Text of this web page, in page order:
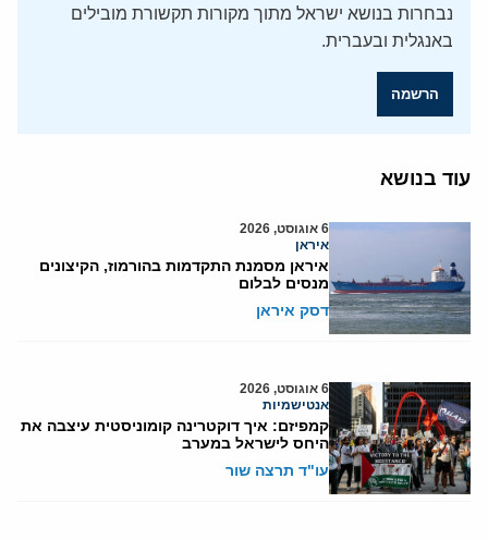
נבחרות בנושא ישראל מתוך מקורות תקשורת מובילים
באנגלית ובעברית.
הרשמה
עוד בנושא
6 אוגוסט, 2026
איראן
איראן מסמנת התקדמות בהורמוז, הקיצונים
מנסים לבלום
דסק איראן
6 אוגוסט, 2026
אנטישמיות
קמפיזם: איך דוקטרינה קומוניסטית עיצבה את
היחס לישראל במערב
עו"ד תרצה שור